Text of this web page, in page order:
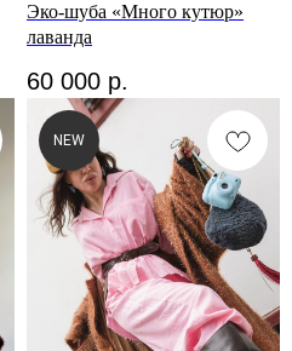
Эко-шуба «Много кутюр»
лаванда
60 000 р.
NEW